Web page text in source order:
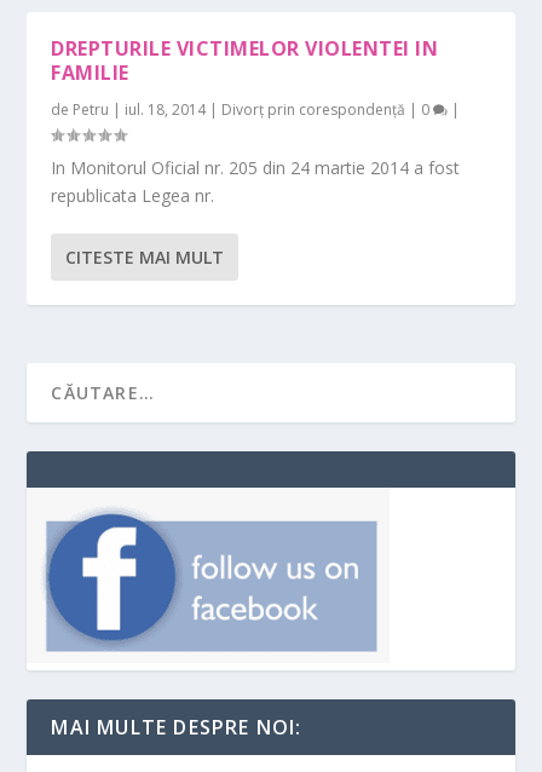
DREPTURILE VICTIMELOR VIOLENTEI IN
FAMILIE
de Petru | iul. 18, 2014| Divorț prin corespondență | 0 |
In Monitorul Oficial nr. 205 din 24 martie 2014 a fost
republicata Legea nr.
CITESTE MAI MULT
MAI MULTE DESPRE NOI: